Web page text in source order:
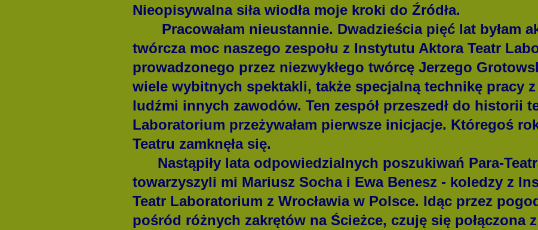
Nieopisywalna siła wiodła moje kroki do Źródła.
Pracowałam nieustannie. Dwadzieścia pięć lat byłam
twórcza moc naszego zespołu z Instytutu Aktora Teatr
prowadzonego przez niezwykłego twórcę Jerzego
wiele wybitnych spektakli, także specjalną technikę pracy
ludźmi innych zawodów. Ten zespół przeszedł do historii
Laboratorium przeżywałam pierwsze inicjacje. Któregoś
Teatru zamknęła się.
Nastąpiły lata odpowiedzialnych poszukiwań Para-
towarzyszyli mi Mariusz Socha i Ewa Benesz - koledzy z
Teatr Laboratorium z Wrocławia w Polsce. Idąc przez
pośród różnych zakrętów na Ścieżce, czuję się połączona